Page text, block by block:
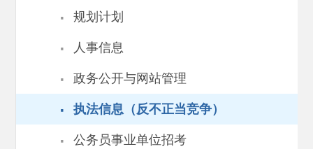
· 规划计划
· 人事信息
· 政务公开与网站管理
· 执法信息（反不正当竞争）
· 公务员事业单位招考